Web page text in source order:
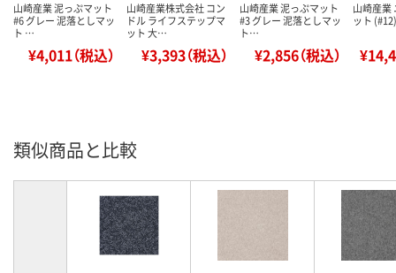
山崎産業 泥っぷマット
#6 グレー 泥落としマッ
ト …
¥4,011（税込）
山崎産業株式会社 コン
ドル ライフステップマ
ット 大…
¥3,393（税込）
山崎産業 泥っぷマット
#3 グレー 泥落としマッ
ト…
¥2,856（税込）
山崎産業
ット
類似商品と比較